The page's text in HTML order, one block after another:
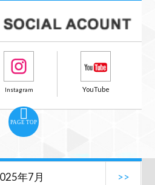
PAGE TOP
年7月 >>